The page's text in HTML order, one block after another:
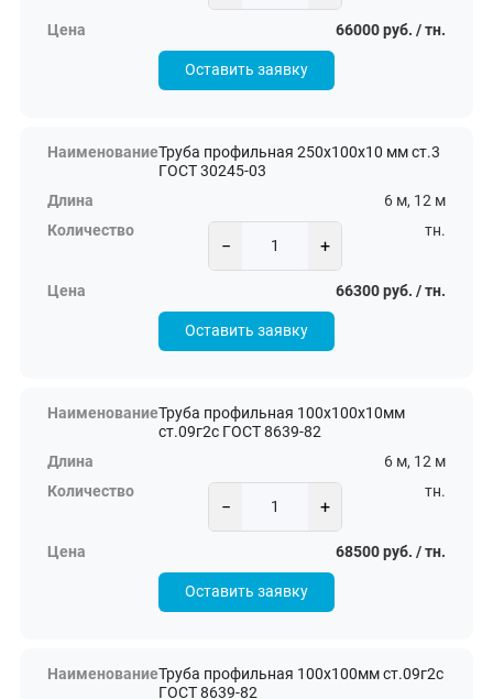
66000 руб. / тн.
Оставить заявку
Труба профильная 250х100х10 мм ст.3
ГОСТ 30245-03
6 м, 12 м
− +
тн.
66300 руб. / тн.
Оставить заявку
Труба профильная 100х100х10мм
ст.09г2с ГОСТ 8639-82
6 м, 12 м
− +
тн.
68500 руб. / тн.
Оставить заявку
Труба профильная 100х100мм ст.09г2с
ГОСТ 8639-82